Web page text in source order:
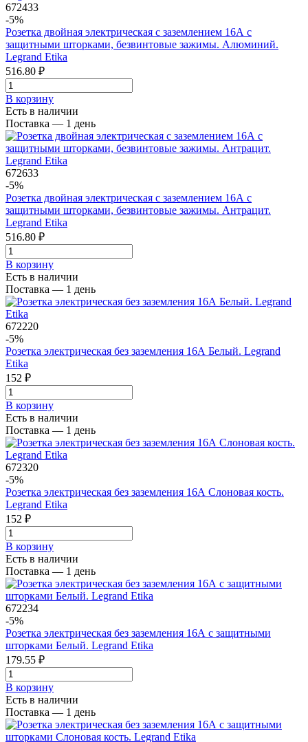
672433
-5%
Розетка двойная электрическая с заземлением 16А с
защитными шторками, безвинтовые зажимы. Алюминий.
Legrand Etika
516.80 ₽
В корзинy
Есть в наличии
Поставка — 1 день
672633
-5%
Розетка двойная электрическая с заземлением 16А с
защитными шторками, безвинтовые зажимы. Антрацит.
Legrand Etika
516.80 ₽
В корзинy
Есть в наличии
Поставка — 1 день
672220
-5%
Розетка электрическая без заземления 16А Белый. Legrand
Etika
152 ₽
В корзинy
Есть в наличии
Поставка — 1 день
672320
-5%
Розетка электрическая без заземления 16А Слоновая кость.
Legrand Etika
152 ₽
В корзинy
Есть в наличии
Поставка — 1 день
672234
-5%
Розетка электрическая без заземления 16А с защитными
шторками Белый. Legrand Etika
179.55 ₽
В корзинy
Есть в наличии
Поставка — 1 день